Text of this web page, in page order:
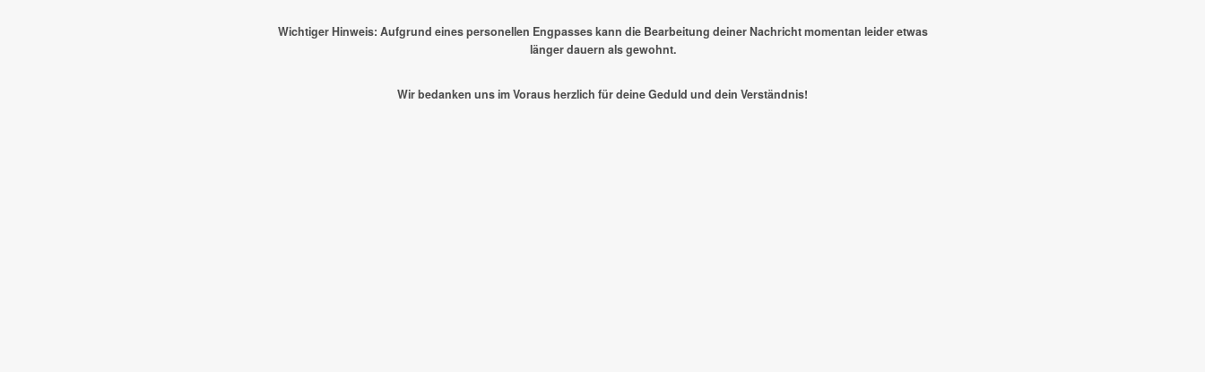
Wichtiger Hinweis: Aufgrund eines personellen Engpasses kann die Bearbeitung deiner Nachricht momentan leider etwas
länger dauern als gewohnt.
Wir bedanken uns im Voraus herzlich für deine Geduld und dein Verständnis!